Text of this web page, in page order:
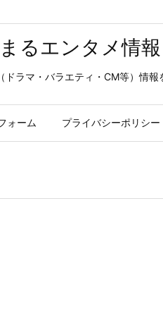
るエンタメ情報
ドラマ・バラエティ・CM等）情報
ォーム プライバシーポリシー